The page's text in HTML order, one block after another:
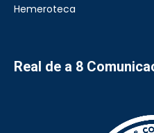
Hemeroteca
Real de a 8